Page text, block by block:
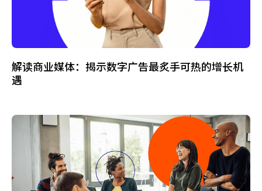
解读商业媒体：揭示数字广告最炙手可热的增长机
遇